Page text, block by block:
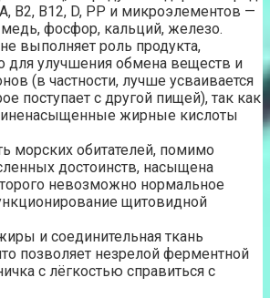
В2, В12, D, PP и микроэлементов —
фосфор, кальций, железо.
выполняет роль продукта,
для улучшения обмена веществ и
(в частности, лучше усваивается
поступает с другой пищей), так как
жирные кислоты
морских обитателей, помимо
достоинств, насыщена
невозможно нормальное
щитовидной
и соединительная ткань
позволяет незрелой ферментной
с лёгкостью справиться с